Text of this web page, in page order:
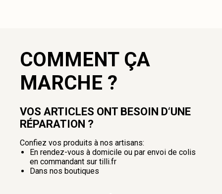
COMMENT ÇA
MARCHE ?
VOS ARTICLES ONT BESOIN D‘UNE
RÉPARATION ?
Confiez vos produits à nos artisans:
En rendez-vous à domicile ou par envoi de colis
en commandant sur tilli.fr
Dans nos boutiques